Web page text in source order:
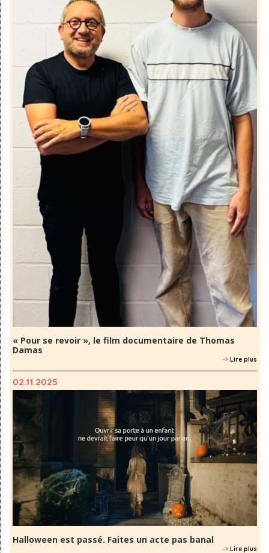
« Pour se revoir », le film documentaire de Thomas
Damas
-> Lire plus
02.11.2025
Halloween est passé. Faites un acte pas banal
-> Lire plus